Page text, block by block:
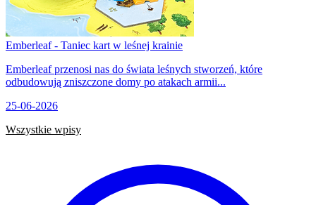
Emberleaf - Taniec kart w leśnej krainie
Emberleaf przenosi nas do świata leśnych stworzeń, które
odbudowują zniszczone domy po atakach armii...
25-06-2026
Wszystkie wpisy